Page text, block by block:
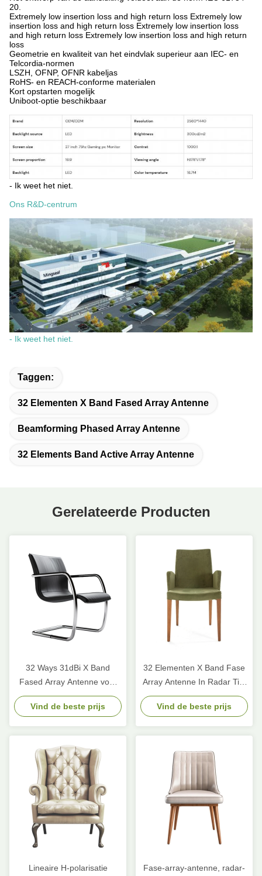
20.
Extremely low insertion loss and high return loss Extremely low
insertion loss and high return loss Extremely low insertion loss
and high return loss Extremely low insertion loss and high return
loss
Geometrie en kwaliteit van het eindvlak superieur aan IEC- en
Telcordia-normen
LSZH, OFNP, OFNR kabeljas
RoHS- en REACH-conforme materialen
Kort opstarten mogelijk
Uniboot-optie beschikbaar
- Ik weet het niet.
Ons R&D-centrum
- Ik weet het niet.
Taggen:
32 Elementen X Band Fased Array Antenne
Beamforming Phased Array Antenne
32 Elements Band Active Array Antenne
Gerelateerde Producten
32 Ways 31dBi X Band
Fased Array Antenne voor
luchtruimtoezicht
ruimtevaartoperaties
Vind de beste prijs
32 Elementen X Band Fase
Array Antenne In Radar Tile
Space Based Beamforming
Vind de beste prijs
Lineaire H-polarisatie
Fase-array-antenne, radar-